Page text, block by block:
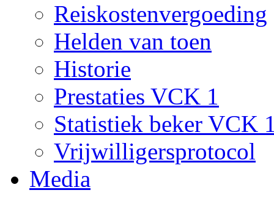
Reiskostenvergoeding
Helden van toen
Historie
Prestaties VCK 1
Statistiek beker VCK
Vrijwilligersprotocol
Media